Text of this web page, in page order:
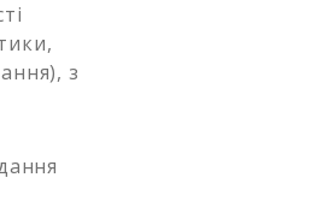
з